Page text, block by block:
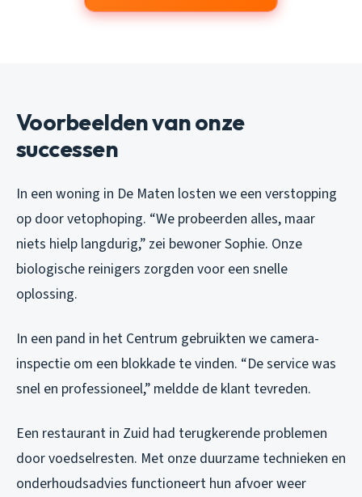
Voorbeelden van onze
successen
In een woning in De Maten losten we een verstopping
op door vetophoping. “We probeerden alles, maar
niets hielp langdurig,” zei bewoner Sophie. Onze
biologische reinigers zorgden voor een snelle
oplossing.
In een pand in het Centrum gebruikten we camera-
inspectie om een blokkade te vinden. “De service was
snel en professioneel,” meldde de klant tevreden.
Een restaurant in Zuid had terugkerende problemen
door voedselresten. Met onze duurzame technieken en
onderhoudsadvies functioneert hun afvoer weer